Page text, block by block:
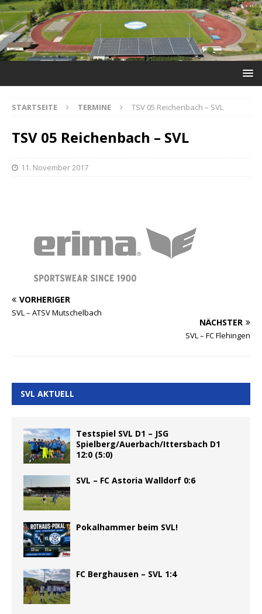
STARTSEITE TERMINE TSV 05 Reichenbach – SVL
TSV 05 Reichenbach – SVL
11. November 2017
VORHERIGER
SVL – ATSV Mutschelbach
NÄCHSTER
SVL – FC Flehingen
SVL AKTUELL
Testspiel SVL D1 – JSG
Spielberg/Auerbach/Ittersbach D1
12:0 (5:0)
SVL – FC Astoria Walldorf 0:6
Pokalhammer beim SVL!
FC Berghausen – SVL 1:4